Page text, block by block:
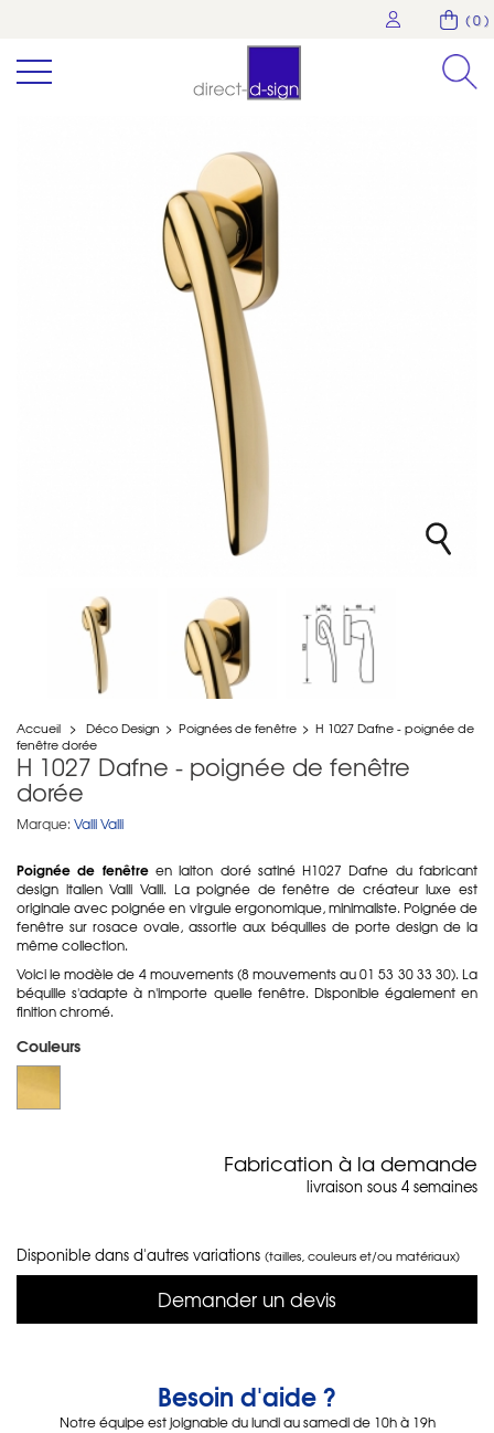
( 0 )
Accueil > Déco Design > Poignées de fenêtre > H 1027 Dafne - poignée de
fenêtre dorée
H 1027 Dafne - poignée de fenêtre
dorée
Marque: Valli Valli
Poignée de fenêtre en laiton doré satiné H1027 Dafne du fabricant
design italien Valli Valli. La poignée de fenêtre de créateur luxe est
originale avec poignée en virgule ergonomique, minimaliste. Poignée de
fenêtre sur rosace ovale, assortie aux béquilles de porte design de la
même collection.
Voici le modèle de 4 mouvements (8 mouvements au 01 53 30 33 30). La
béquille s'adapte à n'importe quelle fenêtre. Disponible également en
finition chromé.
Couleurs
Fabrication à la demande
livraison sous 4 semaines
Disponible dans d'autres variations (tailles, couleurs et/ou matériaux)
Demander un devis
Besoin d'aide ?
Notre équipe est joignable du lundi au samedi de 10h à 19h